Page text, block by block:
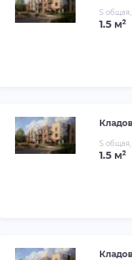
S
1.5 м²
S
1.5 м²